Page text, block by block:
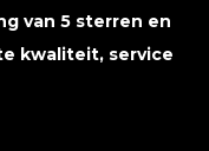
van 5 sterren en
kwaliteit, service